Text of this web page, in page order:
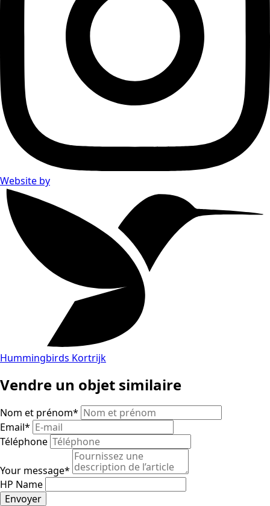
Website by
Hummingbirds Kortrijk
Vendre un objet similaire
Nom et prénom*
Email*
Téléphone
Your message*
HP Name
Envoyer